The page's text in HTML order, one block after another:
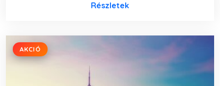
Részletek
AKCIÓ